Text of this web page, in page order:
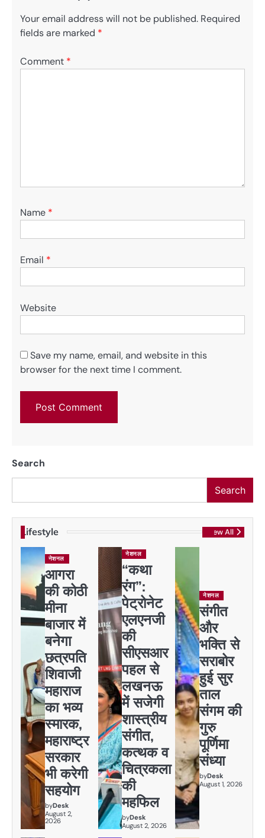
Your email address will not be published. Required
fields are marked *
Comment *
Name *
Email *
Website
Save my name, email, and website in this
browser for the next time I comment.
Search
Search
Lifestyle View All
नेशनल
आगरा
की कोठी
मीना
बाजार में
बनेगा
छत्रपति
शिवाजी
महाराज
का भव्य
स्मारक,
महाराष्ट्र
सरकार
भी करेगी
सहयोग
byDesk
August 2,
2026
नेशनल
“कथा
रंग”:
पेट्रोनेट
एलएनजी
की
सीएसआर
पहल से
लखनऊ
में सजेगी
शास्त्रीय
संगीत,
कत्थक व
चित्रकला
की
महफिल
byDesk
August 2, 2026
नेशनल
संगीत
और
भक्ति से
सराबोर
हुई सुर
ताल
संगम की
गुरु
पूर्णिमा
संध्या
byDesk
August 1, 2026